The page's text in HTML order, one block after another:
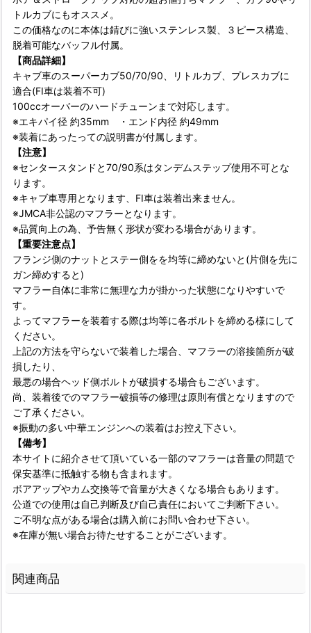
トルカブにもオススメ。
この価格なのに本体は錆びに強いステンレス製、３ピース構造、
脱着可能なバッフル付属。
【商品詳細】
キャブ車のスーパーカブ50/70/90、リトルカブ、プレスカブに
適合(FI車は装着不可)
100ccオーバーのハードチューンまで対応します。
※エキパイ径 約35mm ・エンド内径 約49mm
※装着にあったっての説明書が付属します。
【注意】
※センタースタンドと70/90系はタンデムステップ使用不可とな
ります。
※キャブ車専用となります、FI車は装着出来ません。
※JMCA非公認のマフラーとなります。
※品質向上の為、予告無く形状が変わる場合があります。
【重要注意点】
フランジ側のナットとステー側をを均等に締めないと(片側を先に
ガン締めすると)
マフラー自体に非常に無理な力が掛かった状態になりやすいで
す。
よってマフラーを装着する際は均等に各ボルトを締める様にして
ください。
上記の方法を守らないで装着した場合、マフラーの溶接箇所が破
損したり、
最悪の場合ヘッド側ボルトが破損する場合もございます。
尚、装着後でのマフラー破損等の修理は原則有償となりますので
ご了承ください。
※振動の多い中華エンジンへの装着はお控え下さい。
【備考】
本サイトに紹介させて頂いている一部のマフラーは音量の問題で
保安基準に抵触する物も含まれます。
ボアアップやカム交換等で音量が大きくなる場合もあります。
公道での使用は自己判断及び自己責任においてご判断下さい。
ご不明な点がある場合は購入前にお問い合わせ下さい。
※在庫が無い場合お待たせすることがございます。
関連商品